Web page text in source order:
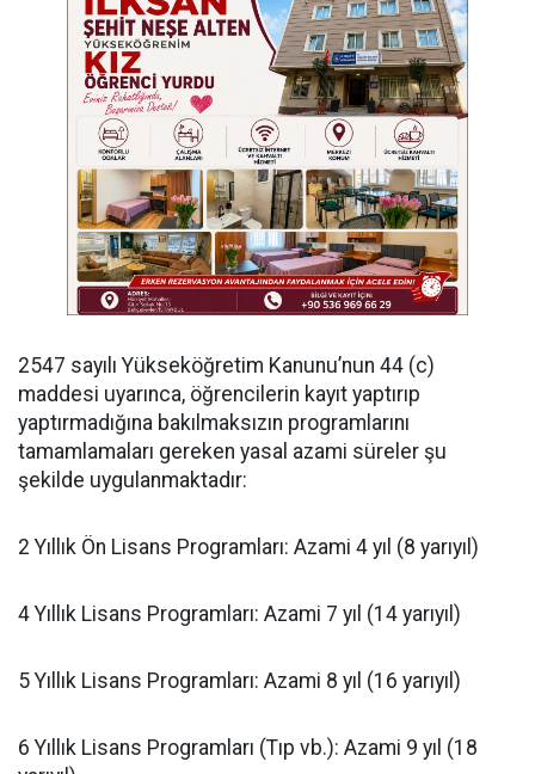
​2547 sayılı Yükseköğretim Kanunu’nun 44 (c)
maddesi uyarınca, öğrencilerin kayıt yaptırıp
yaptırmadığına bakılmaksızın programlarını
tamamlamaları gereken yasal azami süreler şu
şekilde uygulanmaktadır:
​2 Yıllık Ön Lisans Programları: Azami 4 yıl (8 yarıyıl)
​4 Yıllık Lisans Programları: Azami 7 yıl (14 yarıyıl)
​5 Yıllık Lisans Programları: Azami 8 yıl (16 yarıyıl)
​6 Yıllık Lisans Programları (Tıp vb.): Azami 9 yıl (18